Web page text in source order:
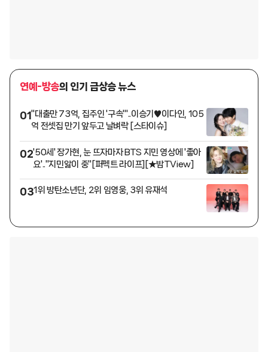
연예-방송의 인기 급상승 뉴스
01"대출만 73억, 집주인 '구속'"..이승기♥이다인, 105
억 전셋집 만기 앞두고 날벼락 [스타이슈]
02'50세' 장가현, 눈 뜨자마자 BTS 지민 영상에 '좋아
요'.."지민앓이 중"[퍼펙트 라이프][★밤TView]
031위 방탄소년단, 2위 임영웅, 3위 유재석